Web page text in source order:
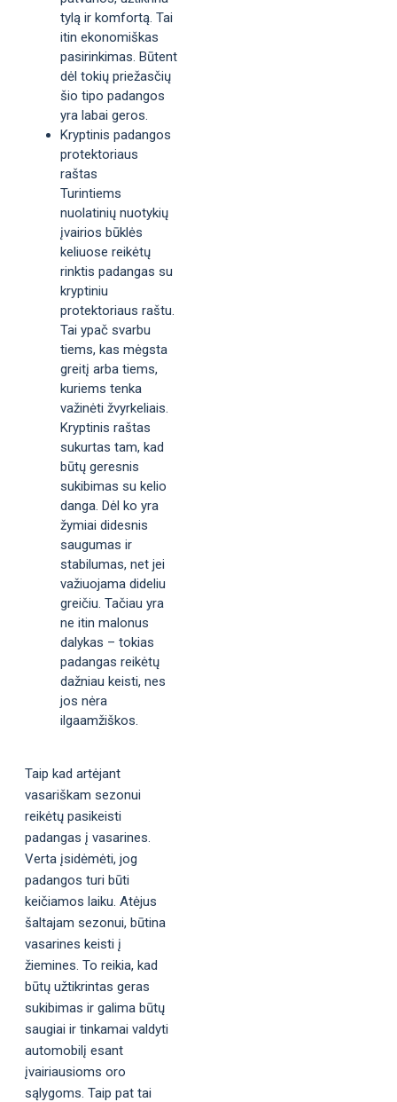
tylą ir komfortą. Tai
itin ekonomiškas
pasirinkimas. Būtent
dėl tokių priežasčių
šio tipo padangos
yra labai geros.
Kryptinis padangos
protektoriaus
raštas
Turintiems
nuolatinių nuotykių
įvairios būklės
keliuose reikėtų
rinktis padangas su
kryptiniu
protektoriaus raštu.
Tai ypač svarbu
tiems, kas mėgsta
greitį arba tiems,
kuriems tenka
važinėti žvyrkeliais.
Kryptinis raštas
sukurtas tam, kad
būtų geresnis
sukibimas su kelio
danga. Dėl ko yra
žymiai didesnis
saugumas ir
stabilumas, net jei
važiuojama dideliu
greičiu. Tačiau yra
ne itin malonus
dalykas – tokias
padangas reikėtų
dažniau keisti, nes
jos nėra
ilgaamžiškos.
Taip kad artėjant
vasariškam sezonui
reikėtų pasikeisti
padangas į vasarines.
Verta įsidėmėti, jog
padangos turi būti
keičiamos laiku. Atėjus
šaltajam sezonui, būtina
vasarines keisti į
žiemines. To reikia, kad
būtų užtikrintas geras
sukibimas ir galima būtų
saugiai ir tinkamai valdyti
automobilį esant
įvairiausioms oro
sąlygoms. Taip pat tai